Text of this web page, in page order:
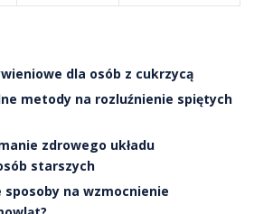
dla osób z cukrzycą
metody na rozluźnienie spiętych
zdrowego układu
starszych
sposoby na wzmocnienie